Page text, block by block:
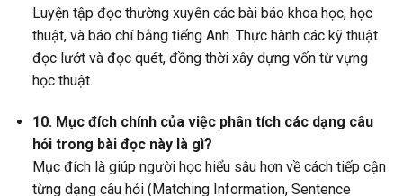
Luyện tập đọc thường xuyên các bài báo khoa học, học
thuật, và báo chí bằng tiếng Anh. Thực hành các kỹ thuật
đọc lướt và đọc quét, đồng thời xây dựng vốn từ vựng
học thuật.
10. Mục đích chính của việc phân tích các dạng câu
hỏi trong bài đọc này là gì?
Mục đích là giúp người học hiểu sâu hơn về cách tiếp cận
từng dạng câu hỏi (Matching Information, Sentence